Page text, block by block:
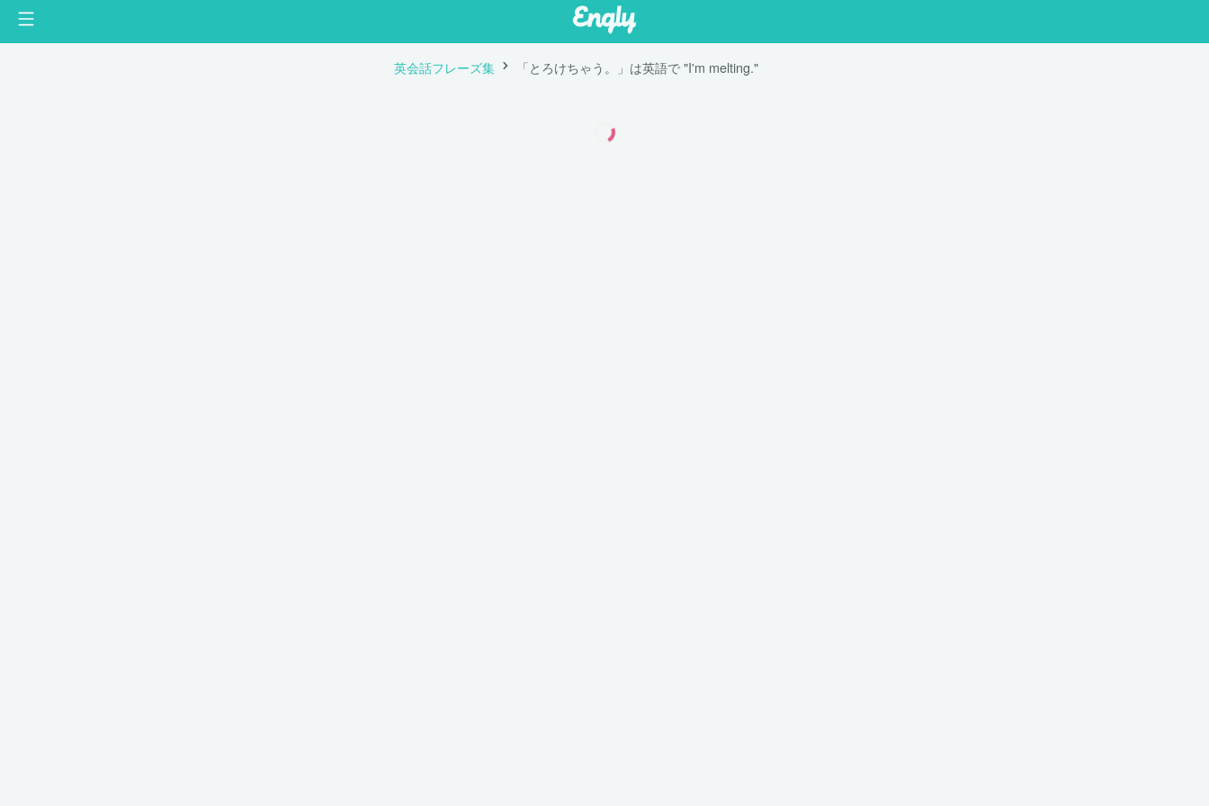
英会話フレーズ集 「とろけちゃう。」は英語で "I'm melting."